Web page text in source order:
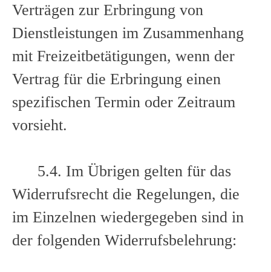
Verträgen zur Erbringung von
Dienstleistungen im Zusammenhang
mit Freizeitbetätigungen, wenn der
Vertrag für die Erbringung einen
spezifischen Termin oder Zeitraum
vorsieht.
5.4. Im Übrigen gelten für das
Widerrufsrecht die Regelungen, die
im Einzelnen wiedergegeben sind in
der folgenden Widerrufsbelehrung: